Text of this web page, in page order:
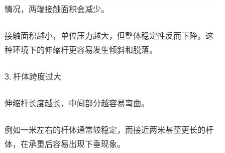
情况，两端接触面积会减少。
接触面积越小，单位压力越大，但整体稳定性反而下降。这
种环境下的伸缩杆更容易发生倾斜和脱落。
3. 杆体跨度过大
伸缩杆长度越长，中间部分越容易弯曲。
例如一米左右的杆体通常较稳定，而接近两米甚至更长的杆
体，在承重后容易出现下垂现象。